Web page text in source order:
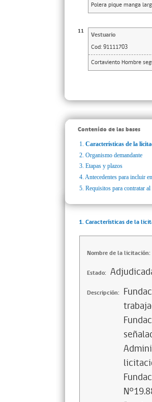
Polera pique manga
11
Vestuario
Cod: 91111703
Cortaviento Hombre
Contenido de las bases
1. Características de la
2. Organismo demandante
3. Etapas y plazos
4. Antecedentes para incluir
5. Requisitos para contratar
1. Características de la
Nombre de la licitación:
Estado:
Descripción: